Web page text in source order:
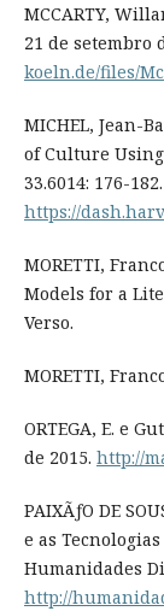
MCCARTY,
21 de setembro
koeln.de/files/
MICHEL, Jean-
of Culture
33.6014: 176-
https://
MORETTI,
Models for a
Verso.
MORETTI,
ORTEGA, E. e
de 2015. http://
PAIXÃƒO DE
e as
Humanidades
http://